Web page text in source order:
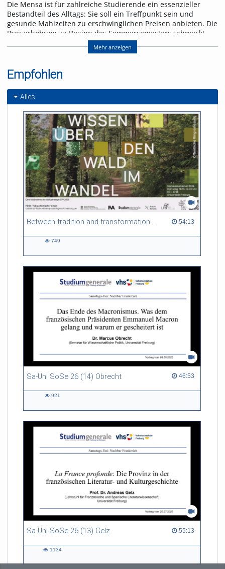
Die Mensa ist für zahlreiche Studierende ein essenzieller
Bestandteil des Alltags: Sie soll ein Treffpunkt sein und
gesunde Mahlzeiten zu erschwinglichen Preisen anbieten. Die
Preiserhöhung zu Beginn des Sommersemesters schmeckt
jedoch nicht jeder und jedem.
Instagram-Post des Freiburger Studierendenwerks vom
20.4.2026 liegt der tatsächliche Preis für ein Mensa-Essen bei
andere Quellen finanziert.
Nachbar Frankreich investiert mehr. Dort kosten Mensaessen
seit dem 4.5.2026 flächendeckend nur noch einen Euro. Rund
50 Millionen Euro sind dafür im Haushalt 2026
festgeschrieben.
Wie funktioniert das preiswerte Menü in Frankreich?
uniCROSS hat eine Mensa in Mulhouse besucht, in die Töpfe
und auf die Teller geschaut.
Mehr anzeigen
Empfohlen
Alles
Between tradition and transformation: how owners, advisers and institutions co-create knowledge for resilient forests in Europe 54:13
54:13 duration
749
Sa-Uni SoSe 26 (14) Obrecht 46:53
46:53 duration
921
Sa-Uni SoSe 26 (13) Gelz 55:13
55:13 duration
1134